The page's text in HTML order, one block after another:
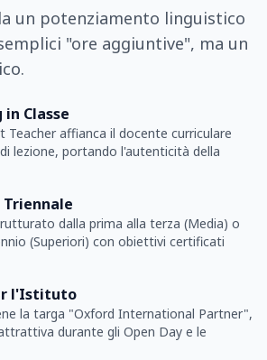
un potenziamento linguistico
"ore aggiuntive", ma un
in Classe
Teacher affianca il docente curriculare
lezione, portando l'autenticità della
dalla prima alla terza (Media) o
(Superiori) con obiettivi certificati
l'Istituto
la targa "Oxford International Partner",
durante gli Open Day e le